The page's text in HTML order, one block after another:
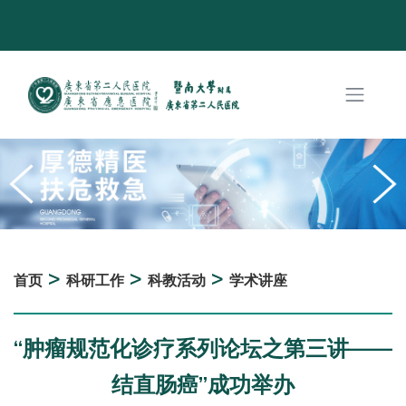
首页 > 科研工作 > 科教活动 > 学术讲座
“肿瘤规范化诊疗系列论坛之第三讲——
结直肠癌”成功举办